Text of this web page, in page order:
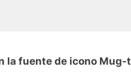
la fuente de icono